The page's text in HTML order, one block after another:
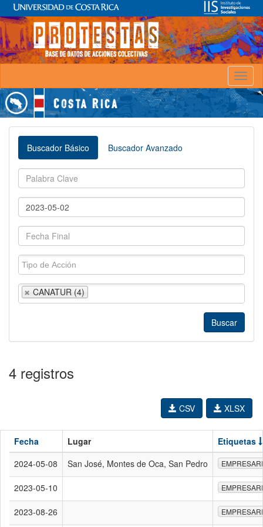
Buscador Básico Buscador Avanzado
CANATUR (4)
4 registros
XLSX
CSV
Fecha Lugar
Etiquetas
2024-05-08
San José, Montes de Oca, San Pedro
2023-05-10
2023-08-26